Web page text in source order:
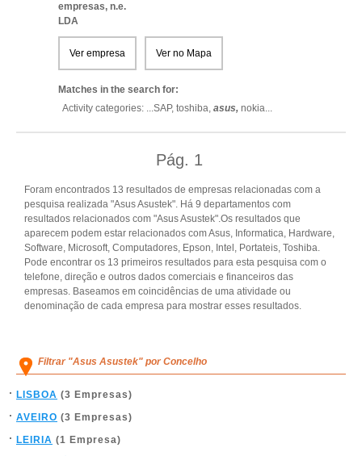
empresas, n.e.
LDA
Ver empresa Ver no Mapa
Matches in the search for:
Activity categories: ...SAP, toshiba, asus, nokia...
Pág. 1
Foram encontrados 13 resultados de empresas relacionadas com a
pesquisa realizada "Asus Asustek". Há 9 departamentos com
resultados relacionados com "Asus Asustek".Os resultados que
aparecem podem estar relacionados com Asus, Informatica, Hardware,
Software, Microsoft, Computadores, Epson, Intel, Portateis, Toshiba.
Pode encontrar os 13 primeiros resultados para esta pesquisa com o
telefone, direção e outros dados comerciais e financeiros das
empresas. Baseamos em coincidências de uma atividade ou
denominação de cada empresa para mostrar esses resultados.
Filtrar "Asus Asustek" por Concelho
LISBOA (3 Empresas)
AVEIRO (3 Empresas)
LEIRIA (1 Empresa)